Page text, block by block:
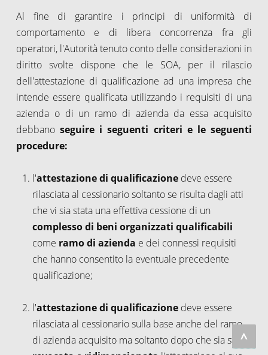
Al fine di garantire i principi di uniformità di
comportamento e di libera concorrenza fra gli
operatori, l'Autorità tenuto conto delle considerazioni in
diritto svolte dispone che le SOA, per il rilascio
dell'attestazione di qualificazione ad una impresa che
intende essere qualificata utilizzando i requisiti di una
azienda o di un ramo di azienda da essa acquisito
debbanoseguire i seguenti criteri e le seguenti
procedure:
l'attestazione di qualificazione deve essere
rilasciata al cessionario soltanto se risulta dagli atti
che vi sia stata una effettiva cessione di un
complesso di beni organizzati qualificabili
come ramo di azienda e dei connessi requisiti
che hanno consentito la eventuale precedente
qualificazione;
l'attestazione di qualificazione deve essere
rilasciata al cessionario sulla base anche del ramo
di azienda acquisito ma soltanto dopo che sia stata
^